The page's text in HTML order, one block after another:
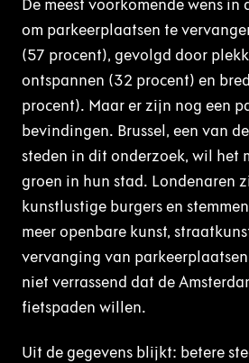
De meest voorkomende wens in
om parkeerplaatsen te
(57 procent), gevolgd door
ontspannen (32 procent) en
procent). Maar er zijn nog een
bevindingen. Brussel, een van
steden in dit onderzoek, wil het
groen in hun stad. Londenaren
kunstlustige burgers en
meer openbare kunst,
vervanging van
niet verrassend dat de
fietspaden willen.
Uit de gegevens blijkt: betere